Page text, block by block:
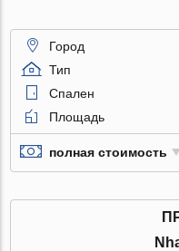
Город
Тип
Спален
Площадь
полная стоимость